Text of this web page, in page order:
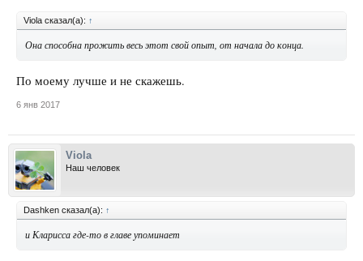
Viola сказал(а): ↑
Она способна прожить весь этот свой опыт, от начала до конца.
По моему лучше и не скажешь.
6 янв 2017
Viola
Наш человек
Dashken сказал(а): ↑
и Кларисса где-то в главе упоминает